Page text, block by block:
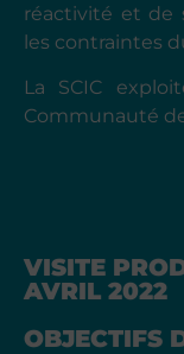
réactivité et de
les contraintes
La SCIC
Communauté
VISITE
AVRIL 2022
OBJECTIFS